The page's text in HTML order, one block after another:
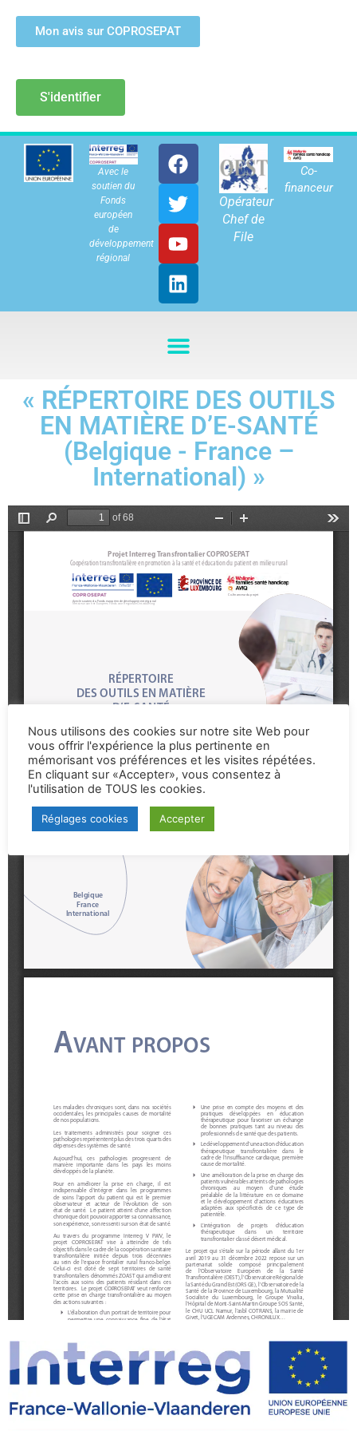
Mon avis sur COPROSEPAT
S'identifier
Avec le
soutien du
Fonds
européen
de
développement
régional
Opérateur
Chef de
File
Co-
financeur
« RÉPERTOIRE DES OUTILS
EN MATIÈRE D’E-SANTÉ
(Belgique - France –
International) »
Nous utilisons des cookies sur notre site Web pour
vous offrir l'expérience la plus pertinente en
mémorisant vos préférences et les visites répétées.
En cliquant sur «Accepter», vous consentez à
l'utilisation de TOUS les cookies.
Réglages cookies Accepter